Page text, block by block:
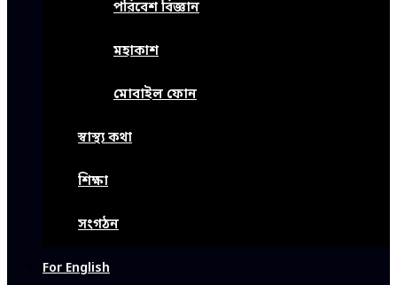
পরিবেশ বিজ্ঞান
মহাকাশ
মোবাইল ফোন
স্বাস্থ্য কথা
শিক্ষা
সংগঠন
For English